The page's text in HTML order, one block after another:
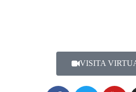
VISITA